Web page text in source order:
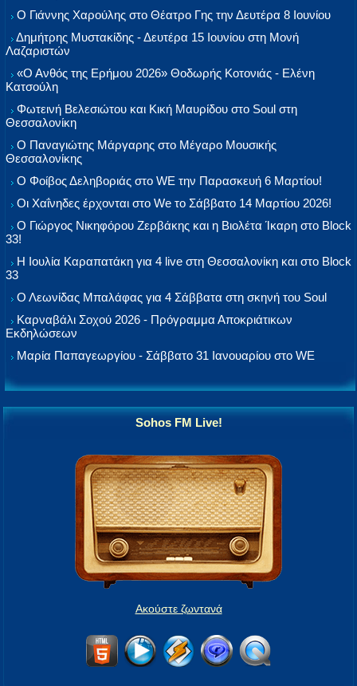
Ο Γιάννης Χαρούλης στο Θέατρο Γης την Δευτέρα 8 Ιουνίου
Δημήτρης Μυστακίδης - Δευτέρα 15 Ιουνίου στη Μονή
Λαζαριστών
«Ο Ανθός της Ερήμου 2026» Θοδωρής Κοτονιάς - Ελένη
Κατσούλη
Φωτεινή Βελεσιώτου και Κική Μαυρίδου στο Soul στη
Θεσσαλονίκη
Ο Παναγιώτης Μάργαρης στο Μέγαρο Μουσικής
Θεσσαλονίκης
Ο Φοίβος Δεληβοριάς στο WE την Παρασκευή 6 Μαρτίου!
Οι Χαΐνηδες έρχονται στο We το Σάββατο 14 Μαρτίου 2026!
Ο Γιώργος Νικηφόρου Ζερβάκης και η Βιολέτα Ίκαρη στο Block
33!
Η Ιουλία Καραπατάκη για 4 live στη Θεσσαλονίκη και στο Block
33
Ο Λεωνίδας Μπαλάφας για 4 Σάββατα στη σκηνή του Soul
Καρναβάλι Σοχού 2026 - Πρόγραμμα Αποκριάτικων
Εκδηλώσεων
Μαρία Παπαγεωργίου - Σάββατο 31 Ιανουαρίου στο WE
Sohos FM Live!
Ακούστε ζωντανά